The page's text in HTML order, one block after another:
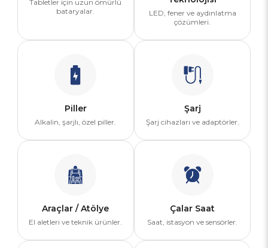
Tabletler için uzun ömürlü
bataryalar.
LED, fener ve aydınlatma
çözümleri.
Piller
Alkalin, şarjlı, özel piller.
Şarj
Şarj cihazları ve adaptörler.
Araçlar / Atölye
El aletleri ve teknik ürünler.
Çalar Saat
Saat, istasyon ve sensörler.